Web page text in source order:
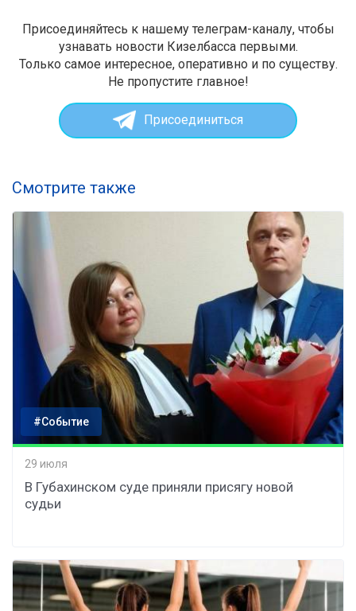
Присоединяйтесь к нашему телеграм-каналу, чтобы
узнавать новости Кизелбасса первыми.
Только самое интересное, оперативно и по существу.
Не пропустите главное!
Присоединиться
Смотрите также
#Событие
29 июля
В Губахинском суде приняли присягу новой
судьи